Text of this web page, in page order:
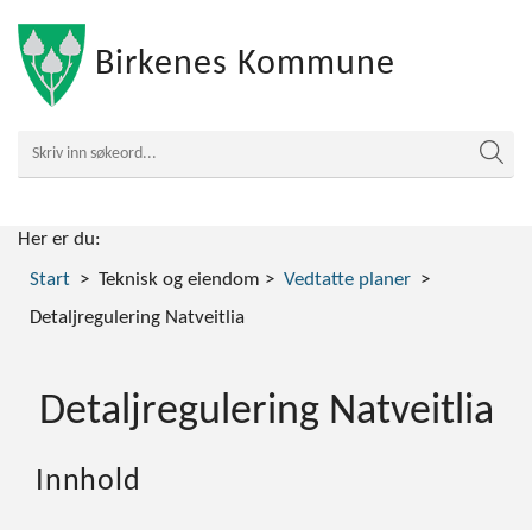
Birkenes Kommune
Her er du:
Start
Teknisk og eiendom
Vedtatte planer
Detaljregulering Natveitlia
Detaljregulering Natveitlia
Innhold